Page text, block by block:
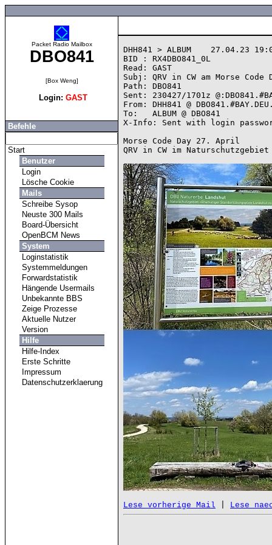
Packet Radio Mailbox
DBO841
[Box Weng]
Login: GAST
Befehle
Start
Benutzer
Login
Lösche Cookie
Mails
Schreibe Sysop
Neuste 300 Mails
Board-Übersicht
OpenBCM News
System
Loginstatistik
Systemmeldungen
Forwardstatistik
Hängende Usermails
Unbekannte BBS
Zeige Prozesse
Aktuelle Nutzer
Version
Hilfe
Hilfe-Index
Erste Schritte
Impressum
Datenschutzerklaerung
DHH841 > ALBUM    27.04.23
BID : RX4DBO841_0L
Read: GAST
Subj: QRV in CW am Morse Code
Path: DBO841
Sent: 230427/1701z
From: DHH841 @
To:   ALBUM @ DBO841
X-Info: Sent with login
Morse Code Day 27. April
QRV in CW im
Lese vorherige Mail Lese